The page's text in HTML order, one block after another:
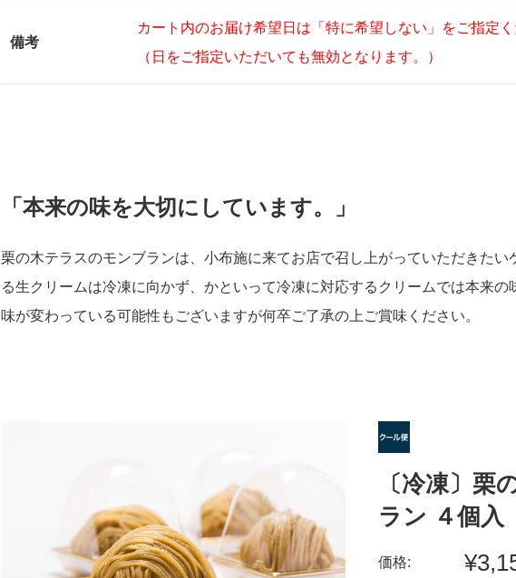
備考
カート内のお届け希望日は「特に希望しない」をご指定く
（日をご指定いただいても無効となります。）
「本来の味を大切にしています。」
栗の木テラスのモンブランは、小布施に来てお店で召し上がっていただきたい
る生クリームは冷凍に向かず、かといって冷凍に対応するクリームでは本来
味が変わっている可能性もございますが何卒ご了承の上ご賞味ください。
〔冷凍〕栗
ラン ４個
価格: